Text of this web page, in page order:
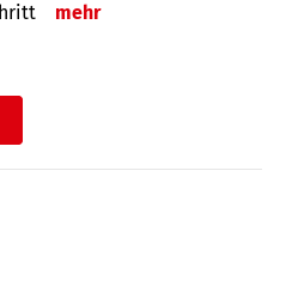
mehr